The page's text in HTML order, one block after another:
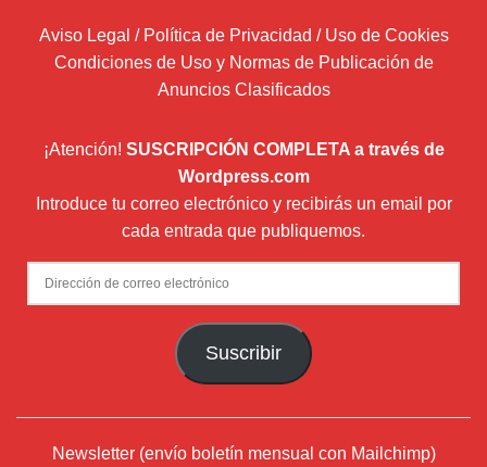
Aviso Legal / Política de Privacidad / Uso de Cookies
Condiciones de Uso y Normas de Publicación de
Anuncios Clasificados
¡Atención! SUSCRIPCIÓN COMPLETA a través de
Wordpress.com
Introduce tu correo electrónico y recibirás un email por
cada entrada que publiquemos.
Dirección
de
Suscribir
Newsletter (envío boletín mensual con Mailchimp)